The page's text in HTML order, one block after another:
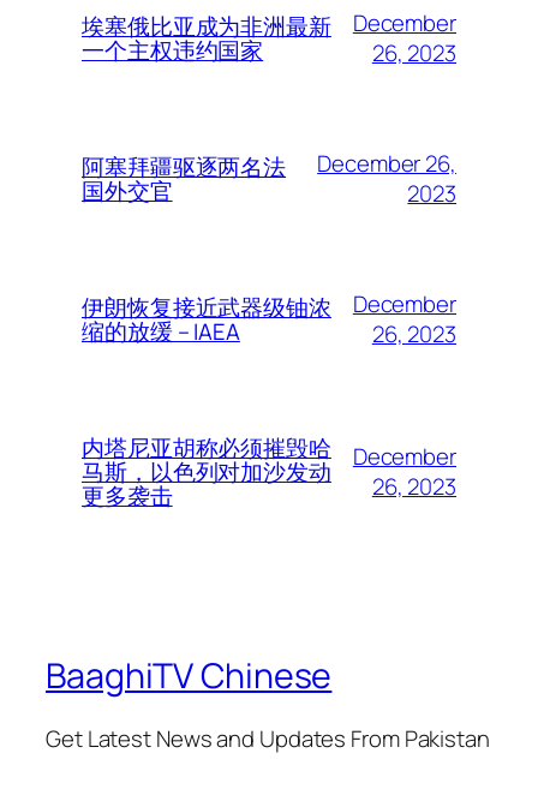
埃塞俄比亚成为非洲最新
一个主权违约国家
December
26, 2023
阿塞拜疆驱逐两名法
国外交官
December 26,
2023
伊朗恢复接近武器级铀浓
缩的放缓 – IAEA
December
26, 2023
内塔尼亚胡称必须摧毁哈
马斯，以色列对加沙发动
更多袭击
December
26, 2023
BaaghiTV Chinese
Get Latest News and Updates From Pakistan